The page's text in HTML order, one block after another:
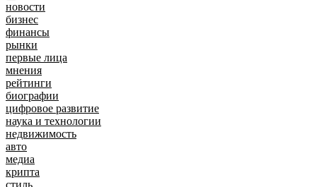
новости
бизнес
финансы
рынки
первые лица
мнения
рейтинги
биографии
цифровое развитие
наука и технологии
недвижимость
авто
медиа
крипта
стиль